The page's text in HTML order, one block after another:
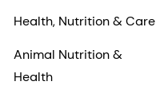
Health, Nutrition & Care
Animal Nutrition &
Health